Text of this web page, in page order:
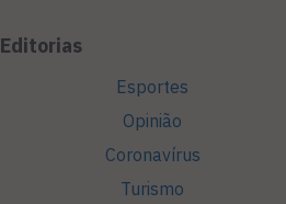
Editorias
Esportes
Opinião
Coronavírus
Turismo